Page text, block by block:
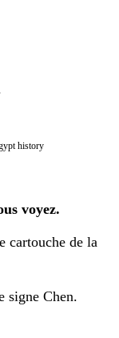
voyez.
cartouche de la
signe Chen.